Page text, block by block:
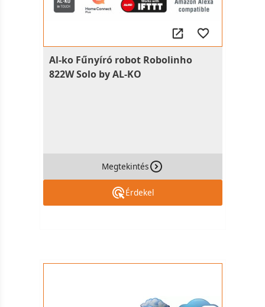
Al-ko Fűnyíró robot Robolinho
822W Solo by AL-KO
Megtekintés
Érdekel